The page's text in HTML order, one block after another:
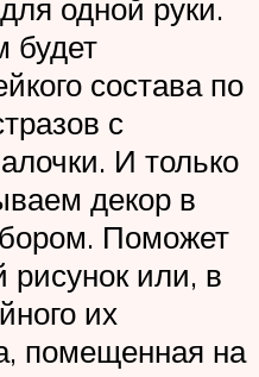
одной руки.
состава по
с
И только
декор в
Поможет
рисунок или, в
их
помещенная на